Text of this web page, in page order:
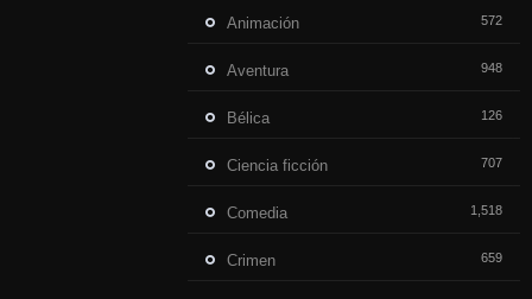
Animación 572
Aventura 948
Bélica 126
Ciencia ficción 707
Comedia 1,518
Crimen 659